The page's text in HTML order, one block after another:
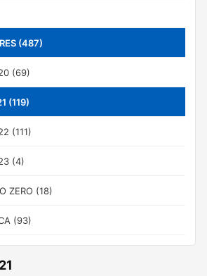
(487)
(69)
(119)
(111)
(4)
ZERO (18)
(93)